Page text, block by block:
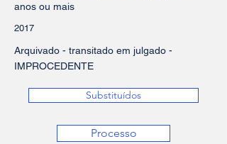
anos ou mais
2017
Arquivado - transitado em julgado -
IMPROCEDENTE
Substituídos
Processo